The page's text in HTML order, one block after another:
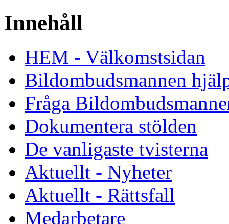
Innehåll
HEM - Välkomstsidan
Bildombudsmannen
Fråga
Dokumentera stölden
De vanligaste tvisterna
Aktuellt - Nyheter
Aktuellt - Rättsfall
Medarbetare